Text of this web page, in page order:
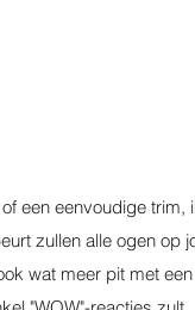
een eenvoudige trim,
zullen alle ogen op
wat meer pit met een